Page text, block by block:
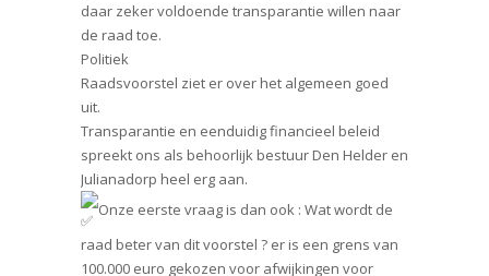
daar zeker voldoende transparantie willen naar
de raad toe.
Politiek
Raadsvoorstel ziet er over het algemeen goed
uit.
Transparantie en eenduidig financieel beleid
spreekt ons als behoorlijk bestuur Den Helder en
Julianadorp heel erg aan.
Onze eerste vraag is dan ook : Wat wordt de
raad beter van dit voorstel ? er is een grens van
100.000 euro gekozen voor afwijkingen voor